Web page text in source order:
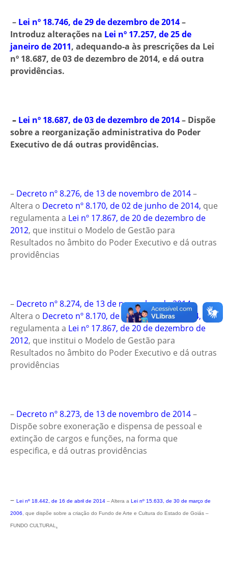
– Lei nº 18.746, de 29 de dezembro de 2014–
Introduz alterações na Lei nº 17.257, de 25 de
janeiro de 2011, adequando-a às prescrições da Lei
nº 18.687, de 03 de dezembro de 2014, e dá outra
providências.
– Lei nº 18.687, de 03 de dezembro de 2014– Dispõe
sobre a reorganização administrativa do Poder
Executivo de dá outras providências.
– Decreto nº 8.276, de 13 de novembro de 2014–
Altera o Decreto nº 8.170, de 02 de junho de 2014, que
regulamenta a Lei nº 17.867, de 20 de dezembro de
2012, que institui o Modelo de Gestão para
Resultados no âmbito do Poder Executivo e dá outras
providências
– Decreto nº 8.274, de 13 de novembro de 2014–
Altera o Decreto nº 8.170, de 02 de junho de 2014,que
regulamenta a Lei nº 17.867, de 20 de dezembro de
2012, que institui o Modelo de Gestão para
Resultados no âmbito do Poder Executivo e dá outras
providências
– Decreto nº 8.273, de 13 de novembro de 2014–
Dispõe sobre exoneração e dispensa de pessoal e
extinção de cargos e funções, na forma que
especifica, e dá outras providências
– Lei nº 18.442, de 16 de abril de 2014 –Altera a Lei nº 15.633, de 30 de março de
2006, que dispõe sobre a criação do Fundo de Arte e Cultura do Estado de Goiás –
FUNDO CULTURAL.